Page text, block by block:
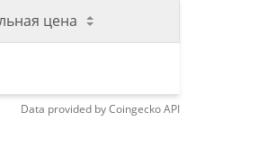
цена
Data provided byCoingeckoAPI